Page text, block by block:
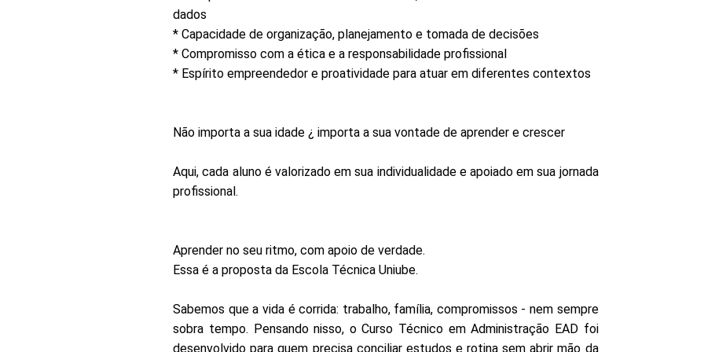
dados
* Capacidade de organização, planejamento e tomada de decisões
* Compromisso com a ética e a responsabilidade profissional
* Espírito empreendedor e proatividade para atuar em diferentes contextos
Não importa a sua idade ¿ importa a sua vontade de aprender e crescer
Aqui, cada aluno é valorizado em sua individualidade e apoiado em sua jornada
profissional.
Aprender no seu ritmo, com apoio de verdade.
Essa é a proposta da Escola Técnica Uniube.
Sabemos que a vida é corrida: trabalho, família, compromissos - nem sempre
sobra tempo. Pensando nisso, o Curso Técnico em Administração EAD foi
desenvolvido para quem precisa conciliar estudos e rotina sem abrir mão da